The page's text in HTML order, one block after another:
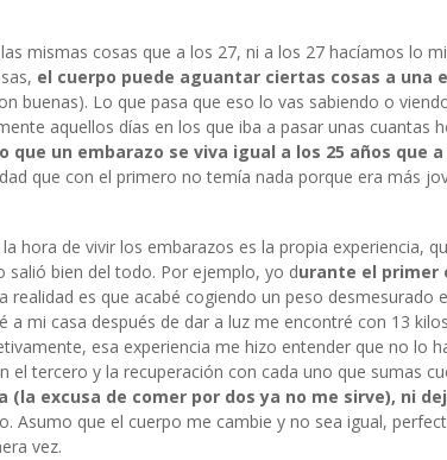
mismas cosas que a los 27, ni a los 27 hacíamos lo
el cuerpo puede aguantar ciertas cosas a una
buenas). Lo que pasa que eso lo vas sabiendo o
aquellos días en los que iba a pasar unas cuantas
que un embarazo se viva igual a los 25 años que a
que con el primero no temía nada porque era más
hora de vivir los embarazos es la propia experiencia,
salió bien del todo. Por ejemplo, yo durante el primer
realidad es que acabé cogiendo un peso desmesurado
a mi casa después de dar a luz me encontré con 13
esa experiencia me hizo entender que no lo
el tercero y la recuperación con cada uno que sumas
excusa de comer por dos ya no me sirve), ni
Asumo que el cuerpo me cambie y no sea igual,
vez.